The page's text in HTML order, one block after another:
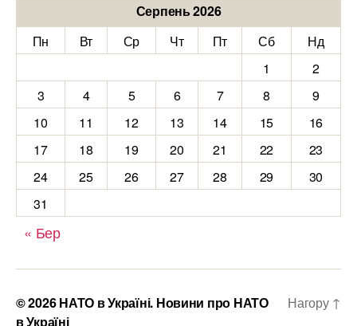
Серпень 2026
Пн
Вт Ср Чт Пт Сб
Нд
1
2
3
4 5 6 7 8
9
10
11 12 13 14 15
16
17
18 19 20 21 22
23
24
25 26 27 28 29
30
31
« Бер
© 2026НАТО в Україні. Новини про НАТО
в Україні
Нагору ↑